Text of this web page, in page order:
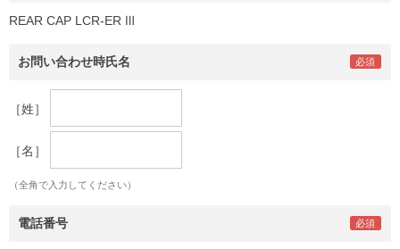
REAR CAP LCR-ER Ⅲ
お問い合わせ時氏名
［姓］
［名］
（全角で入力してください）
電話番号